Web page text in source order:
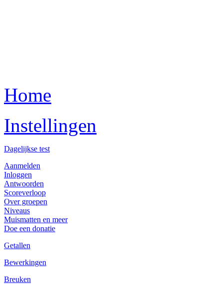
Home
Instellingen
Dagelijkse test
Aanmelden
Inloggen
Antwoorden
Scoreverloop
Over groepen
Niveaus
Muismatten en meer
Doe een donatie
Getallen
Bewerkingen
Breuken